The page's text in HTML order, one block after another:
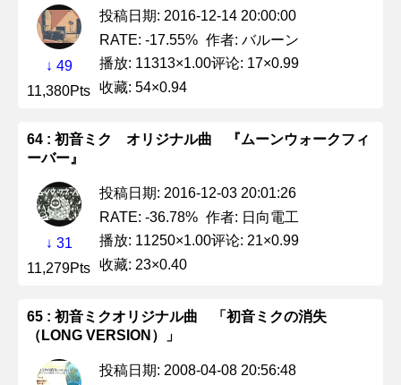
↓ 49
11,380Pts
投稿日期: 2016-12-14 20:00:00
RATE: -17.55% 作者: バルーン
播放: 11313×1.00评论: 17×0.99
收藏: 54×0.94
64 : 初音ミク オリジナル曲 『ムーンウォークフィ
ーバー』
↓ 31
11,279Pts
投稿日期: 2016-12-03 20:01:26
RATE: -36.78% 作者: 日向電工
播放: 11250×1.00评论: 21×0.99
收藏: 23×0.40
65 : 初音ミクオリジナル曲 「初音ミクの消失
（LONG VERSION）」
投稿日期: 2008-04-08 20:56:48